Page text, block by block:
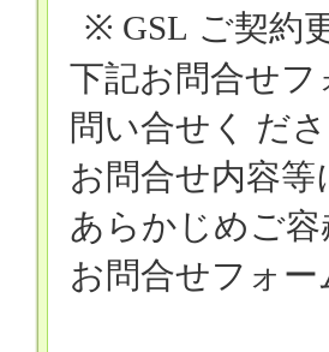
※ GSL ご契約
下記お問合せフ
問い合せく ださ
お問合せ内容
あらかじめご
お問合せフォ